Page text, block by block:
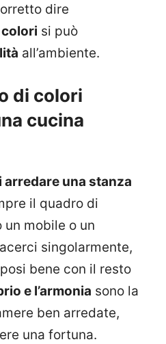
dire
si può
all’ambiente.
di colori
cucina
arredare una stanza
il quadro di
un mobile o un
singolarmente,
bene con il resto
e l’armonia sono la
ben arredate,
una fortuna.